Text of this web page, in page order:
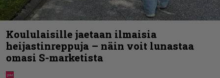
Koululaisille jaetaan ilmaisia
heijastinreppuja – näin voit lunastaa
omasi S-marketista